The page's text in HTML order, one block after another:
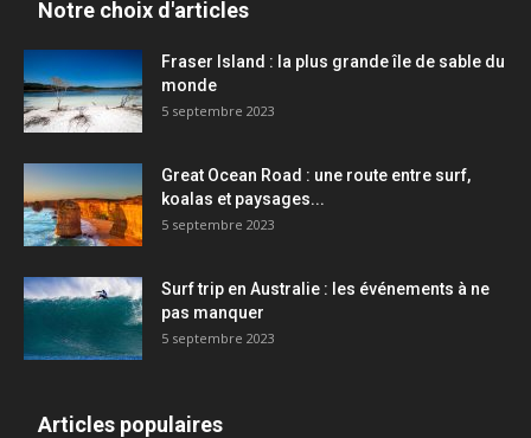
Notre choix d'articles
Fraser Island : la plus grande île de sable du
monde
5 septembre 2023
Great Ocean Road : une route entre surf,
koalas et paysages...
5 septembre 2023
Surf trip en Australie : les événements à ne
pas manquer
5 septembre 2023
Articles populaires